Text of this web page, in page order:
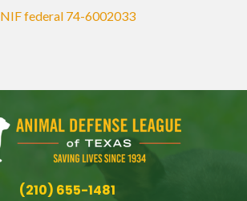
NIF federal 74-6002033
(210) 655-1481